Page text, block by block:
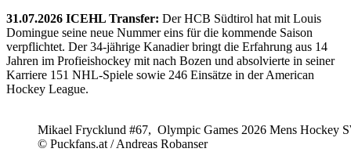
31.07.2026 ICEHL Transfer: Der HCB Südtirol hat mit Louis
Domingue seine neue Nummer eins für die kommende Saison
verpflichtet. Der 34-jährige Kanadier bringt die Erfahrung aus 14
Jahren im Profieishockey mit nach Bozen und absolvierte in seiner
Karriere 151 NHL-Spiele sowie 246 Einsätze in der American
Hockey League.
Mikael Frycklund #67, Olympic Games 2026 Mens Hockey
© Puckfans.at / Andreas Robanser